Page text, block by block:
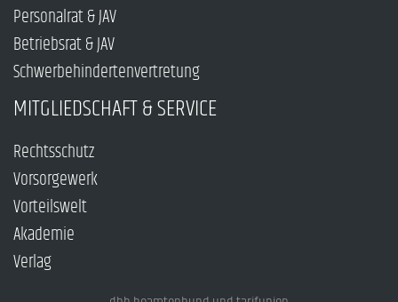
Personalrat & JAV
Betriebsrat & JAV
Schwerbehindertenvertretung
MITGLIEDSCHAFT & SERVICE
Rechtsschutz
Vorsorgewerk
Vorteilswelt
Akademie
Verlag